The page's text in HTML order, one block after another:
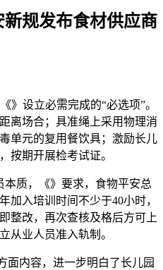
规发布食材供应商
设立必需完成的“必选项”。
离场合；具准绳上采用物理消
单元的复用餐饮具；激励长儿
按期开展检考试证。
质，《》要求，食物平安总
加入培训时间不少于40小时，
整改，再次查核及格后方可上
从业人员准入轨制。
内容，进一步明白了长儿园